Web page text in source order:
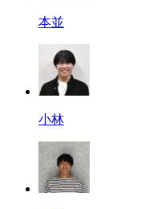
本並
小林